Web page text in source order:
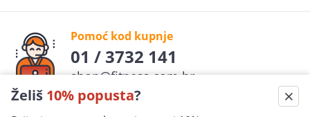
Želiš 10% popusta?
Pomoć kod kupnje
01 / 3732 141
shop@fitness.com.hr